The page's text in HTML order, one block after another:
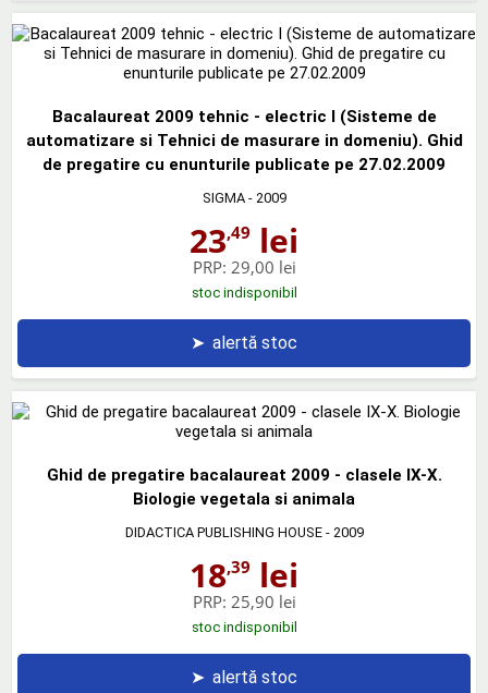
Bacalaureat 2009 tehnic - electric I (Sisteme de
automatizare si Tehnici de masurare in domeniu). Ghid
de pregatire cu enunturile publicate pe 27.02.2009
SIGMA- 2009
23,49 lei
PRP: 29,00 lei
stoc indisponibil
➤ alertă stoc
Ghid de pregatire bacalaureat 2009 - clasele IX-X.
Biologie vegetala si animala
DIDACTICA PUBLISHING HOUSE- 2009
18,39 lei
PRP: 25,90 lei
stoc indisponibil
➤ alertă stoc